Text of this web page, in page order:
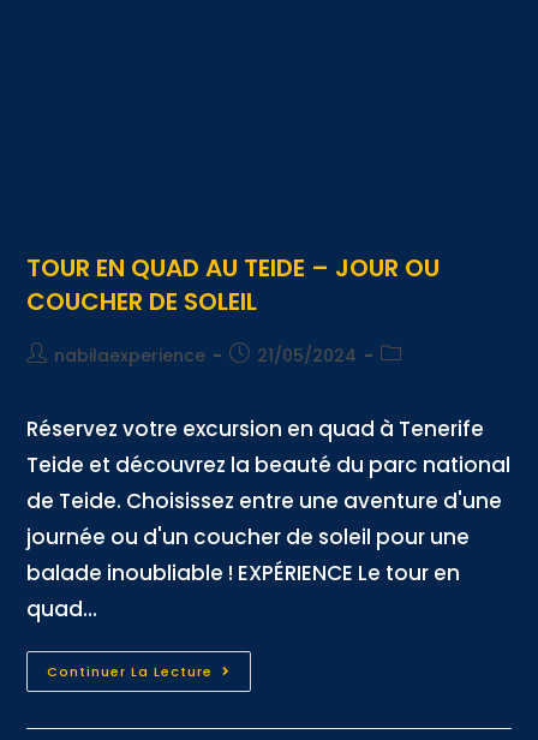
TOUR EN QUAD AU TEIDE – JOUR OU
COUCHER DE SOLEIL
nabilaexperience 21/05/2024
Réservez votre excursion en quad à Tenerife
Teide et découvrez la beauté du parc national
de Teide. Choisissez entre une aventure d'une
journée ou d'un coucher de soleil pour une
balade inoubliable ! EXPÉRIENCE Le tour en
quad...
Continuer La Lecture